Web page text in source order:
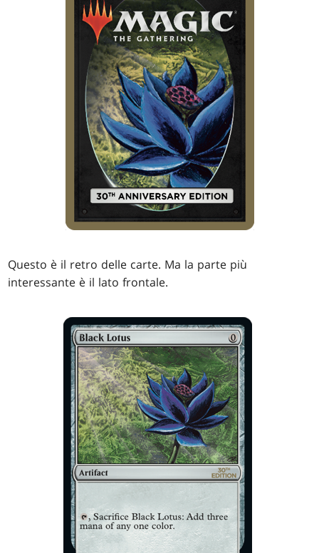
Questo è il retro delle carte. Ma la parte più
interessante è il lato frontale.